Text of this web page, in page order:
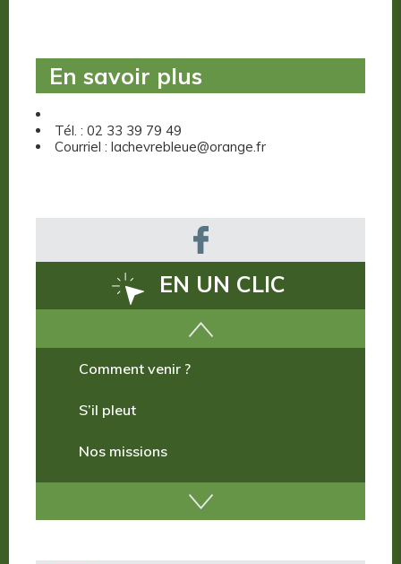
En savoir plus
Tél. : 02 33 39 79 49
Courriel : lachevrebleue@orange.fr
EN UN CLIC
Comment venir ?
S’il pleut
Nos missions
Nos incontournables